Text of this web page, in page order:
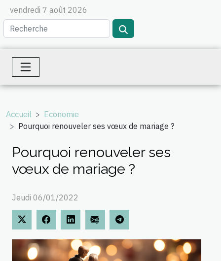
vendredi 7 août 2026
Accueil
Economie
Pourquoi renouveler ses vœux de mariage ?
Pourquoi renouveler ses
vœux de mariage ?
Jeudi 06/01/2022